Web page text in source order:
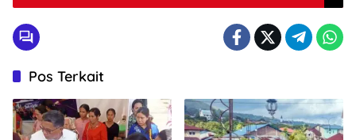
Pos Terkait